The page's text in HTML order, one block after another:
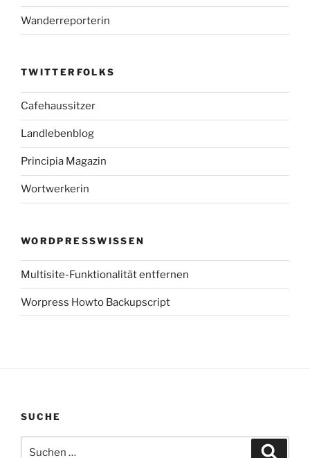
Wanderreporterin
TWITTERFOLKS
Cafehaussitzer
Landlebenblog
Principia Magazin
Wortwerkerin
WORDPRESSWISSEN
Multisite-Funktionalität entfernen
Worpress Howto Backupscript
SUCHE